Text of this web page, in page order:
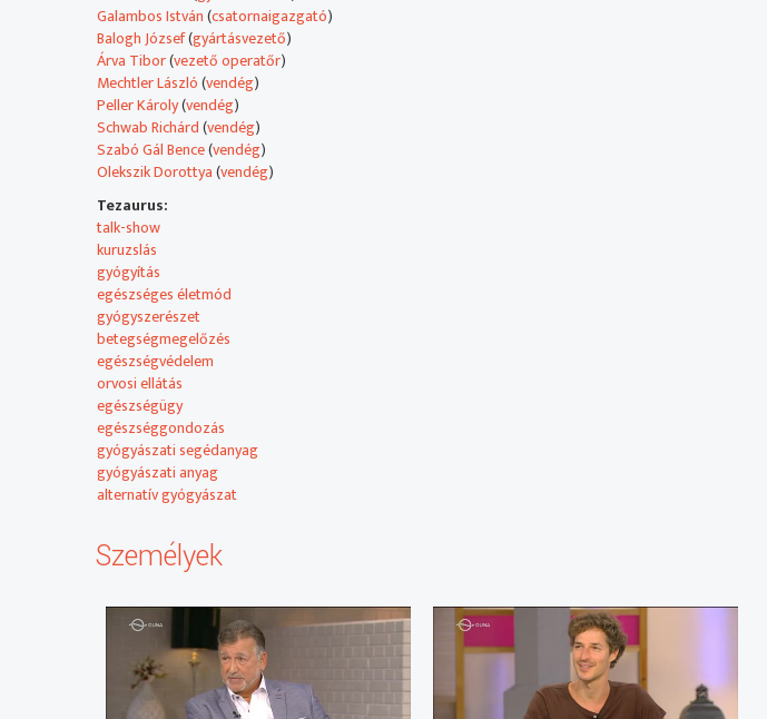
Amerika egyik legnagyobb járóbeteg neurológiai klinikáján
a gyógyítás mellett kutatásokat is végeznek.
Szabó Gál Bence kutató, fejlesztő, vitaminkészítmények,
és étrend-kiegészítők fűződnek a nevéhez.
Kamaszkora óta érdekelték a gyógynövények,
és az egészség megőrzése. Drog, és toxikológiát tanult,
majd a SOTE-n táplálkozástudományt. Végül saját kutatásokba kezdett,
és céget alapított.
Galambos István(csatornaigazgató)
Balogh József(gyártásvezető)
Árva Tibor(vezető operatőr)
Mechtler László(vendég)
Peller Károly(vendég)
Schwab Richárd(vendég)
Szabó Gál Bence(vendég)
Olekszik Dorottya(vendég)
Tezaurus:
talk-show
kuruzslás
gyógyítás
egészséges életmód
gyógyszerészet
betegségmegelőzés
egészségvédelem
orvosi ellátás
egészségügy
egészséggondozás
gyógyászati segédanyag
gyógyászati anyag
alternatív gyógyászat
Személyek